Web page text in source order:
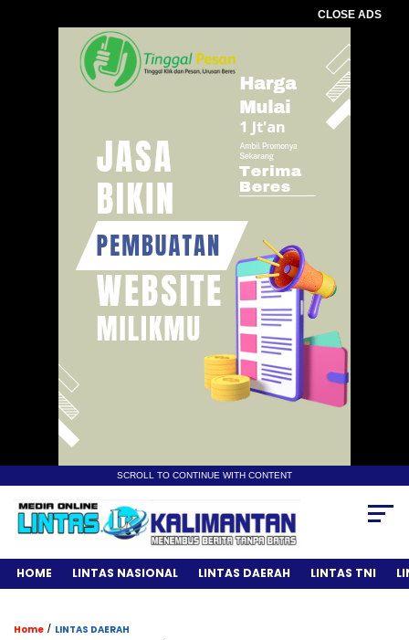
CLOSE ADS
SCROLL TO CONTINUE WITH CONTENT
HOME LINTAS NASIONAL LINTAS DAERAH LINTAS TNI
Home / LINTAS DAERAH